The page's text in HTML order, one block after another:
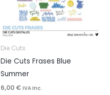
Die Cuts
Die Cuts Frases Blue
Summer
6,00 € IVA Inc.